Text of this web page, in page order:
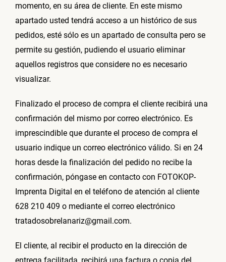
momento, en su área de cliente. En este mismo
apartado usted tendrá acceso a un histórico de sus
pedidos, esté sólo es un apartado de consulta pero se
permite su gestión, pudiendo el usuario eliminar
aquellos registros que considere no es necesario
visualizar.
Finalizado el proceso de compra el cliente recibirá una
confirmación del mismo por correo electrónico. Es
imprescindible que durante el proceso de compra el
usuario indique un correo electrónico válido. Si en 24
horas desde la finalización del pedido no recibe la
confirmación, póngase en contacto con FOTOKOP-
Imprenta Digital en el teléfono de atención al cliente
628 210 409 o mediante el correo electrónico
tratadosobrelanariz@gmail.com.
El cliente, al recibir el producto en la dirección de